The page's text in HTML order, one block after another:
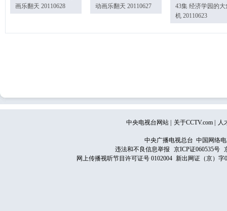
画乐翻天 20110628
动画乐翻天 20110627
43集 经济学园的大
机 20110623
中央电视台网站 关于CCTV.com 人
中央广播电视总台 中国网络
违法和不良信息举报
京ICP证060535号
网上传播视听节目许可证号 0102004 新出网证（京）